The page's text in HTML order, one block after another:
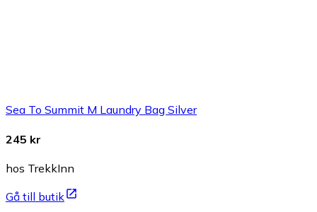
Sea To Summit M Laundry Bag Silver
245 kr
hos TrekkInn
Gå till butik